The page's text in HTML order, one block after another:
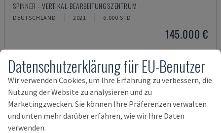
SPINNER - VERTIKAL-BEARBEITUNGSZENTRUM
DEUTSCHLAND 2021 6.000 STD
145.000 €
Datenschutzerklärung für EU-Benutzer
Wir verwenden Cookies, um Ihre Erfahrung zu verbessern, die
Nutzung der Website zu analysieren und zu
Marketingzwecken. Sie können Ihre Präferenzen verwalten
und unten mehr darüber erfahren, wie wir Ihre Daten
verwenden.